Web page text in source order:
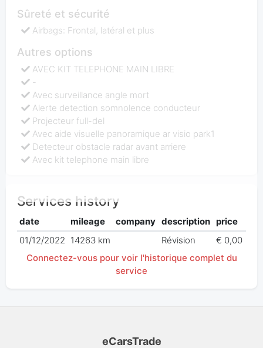
Sûreté et sécurité
Airbags: Frontal, latéral et plus
Autres options
AVEC KIT TELEPHONE MAIN LIBRE
-
Avec surveillance angle mort
Alerte detection somnolence conducteur
Projecteur full-del
Avec aide visuelle panoramique ar visio park1
Detecteur obstacle radar avant arriere
Avec kit telephone main libre
Services history
date mileage company description price
01/12/2022 14263 km Révision
€ 0,00
Connectez-vous pour voir l'historique complet du
service
eCarsTrade